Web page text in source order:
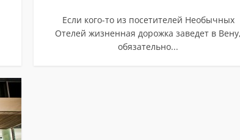
Если кого-то из посетителей Необычных
Отелей жизненная дорожка заведет в Вену,
обязательно...